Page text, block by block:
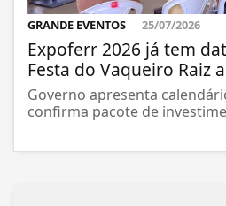
GRANDE EVENTOS 25/07/2026
Expoferr 2026 já tem
Festa do Vaqueiro Raiz
Governo apresenta
confirma pacote de